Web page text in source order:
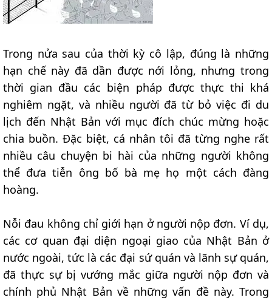
Trong nửa sau của thời kỳ cô lập, đúng là những
hạn chế này đã dần được nới lỏng, nhưng trong
thời gian đầu các biện pháp được thực thi khá
nghiêm ngặt, và nhiều người đã từ bỏ việc đi du
lịch đến Nhật Bản với mục đích chúc mừng hoặc
chia buồn. Đặc biệt, cá nhân tôi đã từng nghe rất
nhiều câu chuyện bi hài của những người không
thể đưa tiễn ông bố bà mẹ họ một cách đàng
hoàng.
Nỗi đau không chỉ giới hạn ở người nộp đơn. Ví dụ,
các cơ quan đại diện ngoại giao của Nhật Bản ở
nước ngoài, tức là các đại sứ quán và lãnh sự quán,
đã thực sự bị vướng mắc giữa người nộp đơn và
chính phủ Nhật Bản về những vấn đề này. Trong